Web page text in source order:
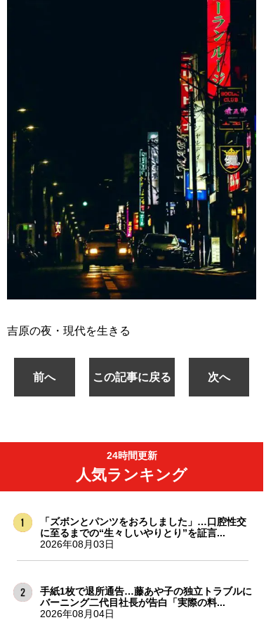
吉原の夜・現代を生きる
前へ この記事に戻る 次へ
24時間更新
人気ランキング
「ズボンとパンツをおろしました」…口腔性交
に至るまでの“生々しいやりとり”を証言...
2026年08月03日
手紙1枚で退所通告…藤あや子の独立トラブルに
バーニング二代目社長が告白「実際の料...
2026年08月04日